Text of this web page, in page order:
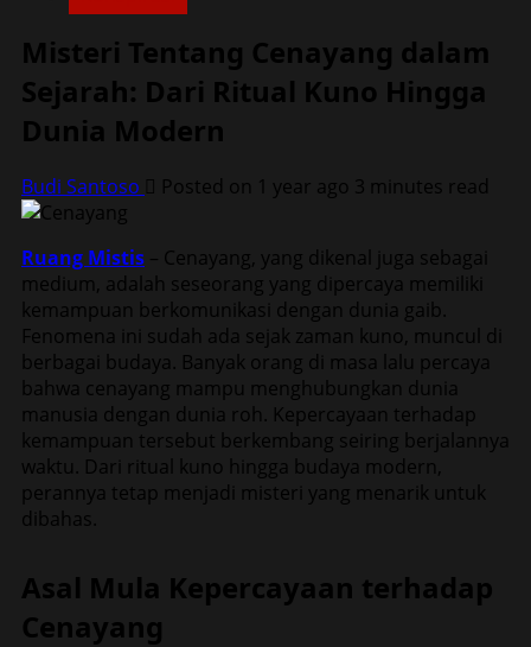
Misteri Tentang Cenayang dalam
Sejarah: Dari Ritual Kuno Hingga
Dunia Modern
Budi Santoso Posted on 1 year ago 3 minutes read
Ruang Mistis – Cenayang, yang dikenal juga sebagai
medium, adalah seseorang yang dipercaya memiliki
kemampuan berkomunikasi dengan dunia gaib.
Fenomena ini sudah ada sejak zaman kuno, muncul di
berbagai budaya. Banyak orang di masa lalu percaya
bahwa cenayang mampu menghubungkan dunia
manusia dengan dunia roh. Kepercayaan terhadap
kemampuan tersebut berkembang seiring berjalannya
waktu. Dari ritual kuno hingga budaya modern,
perannya tetap menjadi misteri yang menarik untuk
dibahas.
Asal Mula Kepercayaan terhadap
Cenayang